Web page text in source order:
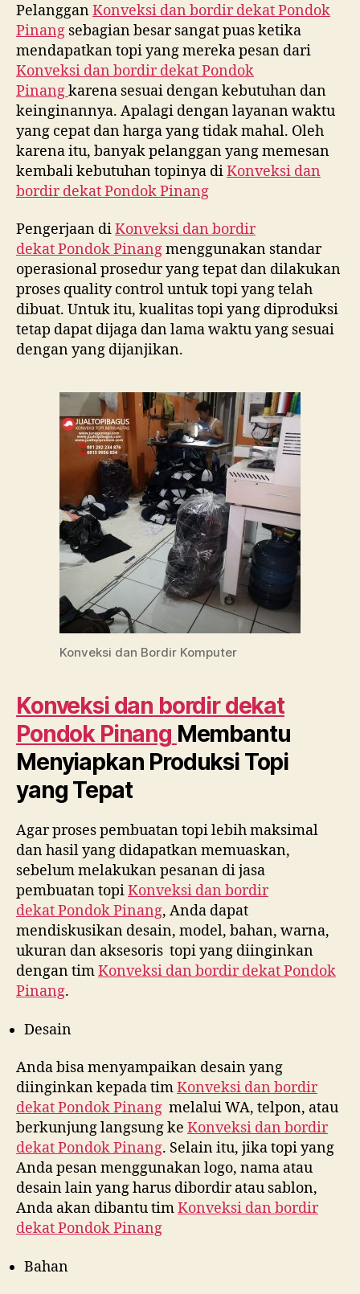
PelangganKonveksi dan bordir dekatPondok
Pinang sebagian besar sangat puas ketika
mendapatkan topi yang mereka pesan dari
Konveksi dan bordir dekatPondok
Pinangkarena sesuai dengan kebutuhan dan
keinginannya. Apalagi dengan layanan waktu
yang cepat dan harga yang tidak mahal. Oleh
karena itu, banyak pelanggan yang memesan
kembali kebutuhan topinya diKonveksi dan
bordir dekatPondok Pinang
Pengerjaan diKonveksi dan bordir
dekatPondok Pinangmenggunakan standar
operasional prosedur yang tepat dan dilakukan
proses quality control untuk topi yang telah
dibuat. Untuk itu, kualitas topi yang diproduksi
tetap dapat dijaga dan lama waktu yang sesuai
dengan yang dijanjikan.
Konveksi dan Bordir Komputer
Konveksi dan bordir dekat
Pondok Pinang Membantu
Menyiapkan Produksi Topi
yang Tepat
Agar proses pembuatan topi lebih maksimal
dan hasil yang didapatkan memuaskan,
sebelum melakukan pesanan di jasa
pembuatan topiKonveksi dan bordir
dekatPondok Pinang, Anda dapat
mendiskusikan desain, model, bahan, warna,
ukuran dan aksesoris topi yang diinginkan
dengan timKonveksi dan bordir dekatPondok
Pinang.
Desain
Anda bisa menyampaikan desain yang
diinginkan kepada timKonveksi dan bordir
dekatPondok Pinang melalui WA, telpon, atau
berkunjung langsung ke Konveksi dan bordir
dekatPondok Pinang. Selain itu, jika topi yang
Anda pesan menggunakan logo, nama atau
desain lain yang harus dibordir atau sablon,
Anda akan dibantu timKonveksi dan bordir
dekatPondok Pinang
Bahan